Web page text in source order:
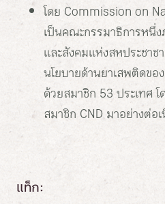
โดย Commission on
เป็นคณะกรรมาธิการหนึ่
และสังคมแห่งสหประชาช
นโยบายด้านยาเสพติดขอ
ด้วยสมาชิก 53 ประเทศ โ
สมาชิก CND มาอย่างต่อ
แท็ก: